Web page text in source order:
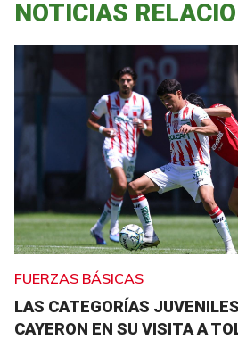
NOTICIAS
FUERZAS BÁSICAS
LAS CATEGORÍAS
CAYERON EN SU VISITA A